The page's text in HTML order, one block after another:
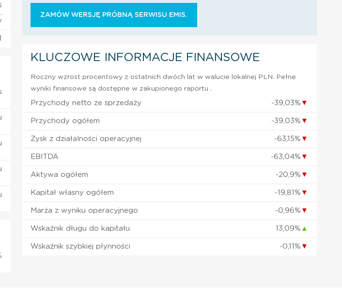
ZAMÓW WERSJĘ PRÓBNĄ SERWISU EMIS.
KLUCZOWE INFORMACJE FINANSOWE
Roczny wzrost procentowy z ostatnich dwóch lat w walucie lokalnej PLN. Pełne
wyniki finansowe są dostępne w zakupionego raportu .
Przychody netto ze sprzedaży -39,03% ▼
Przychody ogółem -39,03% ▼
Zysk z działalności operacyjnej -63,15% ▼
EBITDA -63,04% ▼
Aktywa ogółem -20,9% ▼
Kapitał własny ogółem -19,81% ▼
Marża z wyniku operacyjnego -0,96% ▼
Wskaźnik długu do kapitału 13,09% ▲
Wskaźnik szybkiej płynności -0,11% ▼